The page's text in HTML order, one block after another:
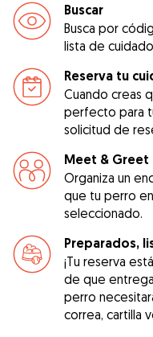
Buscar
Busca por
lista de
Reserva tu
Cuando creas
perfecto para
solicitud de
Meet & Greet
Organiza un
que tu perro
seleccionado.
Preparados,
¡Tu reserva
de que
perro
correa, cartilla